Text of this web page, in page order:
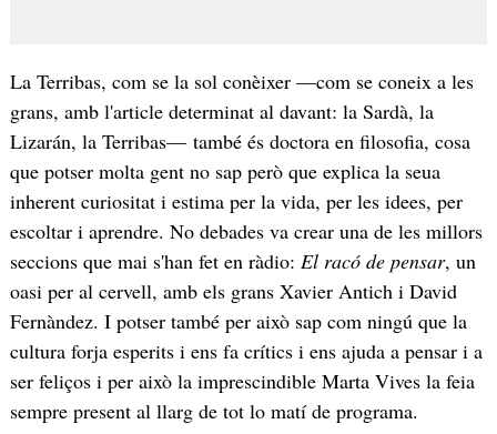
La Terribas, com se la sol conèixer —com se coneix a les
grans, amb l'article determinat al davant: la Sardà, la
Lizarán, la Terribas— també és doctora en filosofia, cosa
que potser molta gent no sap però que explica la seua
inherent curiositat i estima per la vida, per les idees, per
escoltar i aprendre. No debades va crear una de les millors
seccions que mai s'han fet en ràdio: El racó de pensar, un
oasi per al cervell, amb els grans Xavier Antich i David
Fernàndez. I potser també per això sap com ningú que la
cultura forja esperits i ens fa crítics i ens ajuda a pensar i a
ser feliços i per això la imprescindible Marta Vives la feia
sempre present al llarg de tot lo matí de programa.